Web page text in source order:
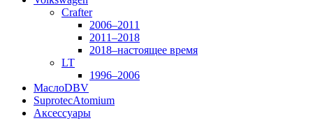
Crafter
2006–2011
2011–2018
2018–настоящее время
LT
1996–2006
МаслоDBV
SuprotecAtomium
Аксессуары